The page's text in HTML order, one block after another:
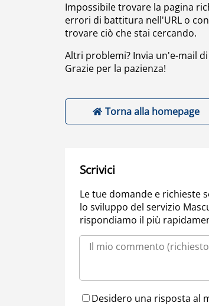
Impossibile trovare la pagina
errori di battitura nell'URL o
trovare ciò che stai cercando.
Altri problemi? Invia un'e-mail
Grazie per la pazienza!
Torna alla homepage
Scrivici
Le tue domande e
lo sviluppo del servizio
rispondiamo il più
Desidero una risposta al